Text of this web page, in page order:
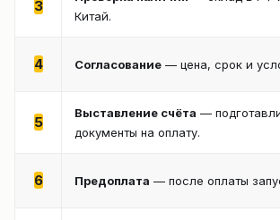
3
Китай.
4 Согласование — цена, срок и
5
Выставление счёта —
документы на оплату.
6 Предоплата — после оплаты